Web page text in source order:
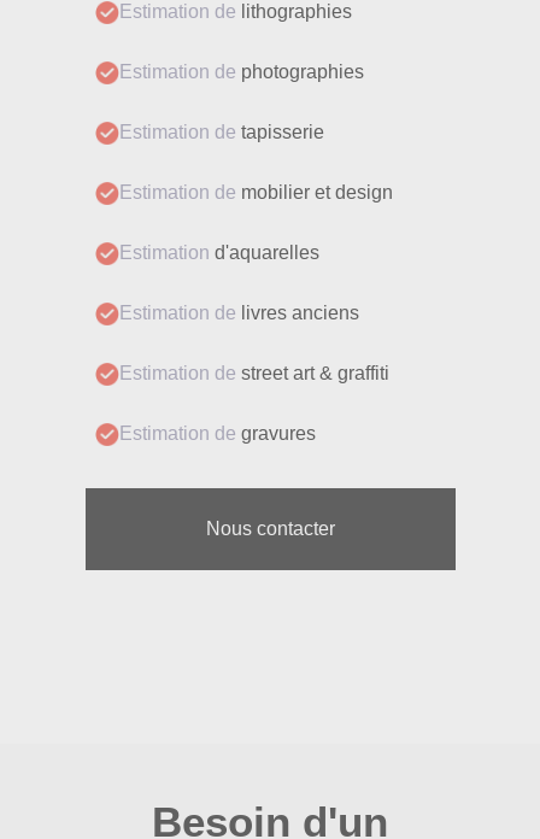
Estimation de lithographies
Estimation de photographies
Estimation de tapisserie
Estimation de mobilier et design
Estimation d'aquarelles
Estimation de livres anciens
Estimation de street art & graffiti
Estimation de gravures
Nous contacter
Besoin d'un